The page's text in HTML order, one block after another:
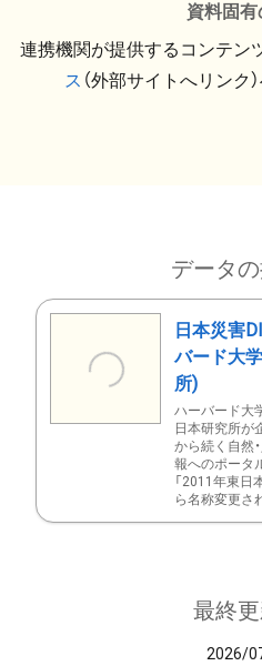
資料固
連携機関が提供するコンテン
ス （外部サイトへリンク
データ
日本災害
バード大
所)
ハーバード大
日本研究所が
から続く自然
報へのポータ
「2011年東日
ら名称変更さ
最終
2026/